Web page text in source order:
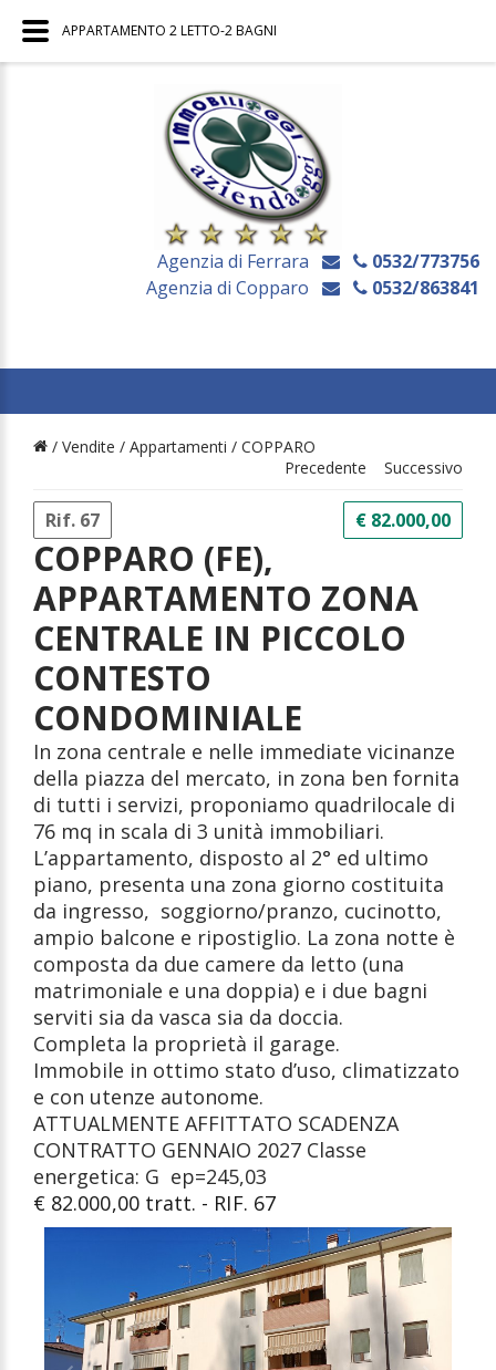
Agenzia di Ferrara
0532/773756
Agenzia di Copparo
0532/863841
/ Vendite / Appartamenti / COPPARO
Precedente
Successivo
Rif. 67 € 82.000,00
COPPARO (FE),
APPARTAMENTO ZONA
CENTRALE IN PICCOLO
CONTESTO
CONDOMINIALE
In zona centrale e nelle immediate vicinanze
della piazza del mercato, in zona ben fornita
di tutti i servizi, proponiamo quadrilocale di
76 mq in scala di 3 unità immobiliari.
L’appartamento, disposto al 2° ed ultimo
piano, presenta una zona giorno costituita
da ingresso, soggiorno/pranzo, cucinotto,
ampio balcone e ripostiglio. La zona notte è
composta da due camere da letto (una
matrimoniale e una doppia) e i due bagni
serviti sia da vasca sia da doccia.
Completa la proprietà il garage.
Immobile in ottimo stato d’uso, climatizzato
e con utenze autonome.
ATTUALMENTE AFFITTATO SCADENZA
CONTRATTO GENNAIO 2027 Classe
energetica: G ep=245,03
€ 82.000,00 tratt. - RIF. 67
APPARTAMENTO 2 LETTO-2 BAGNI